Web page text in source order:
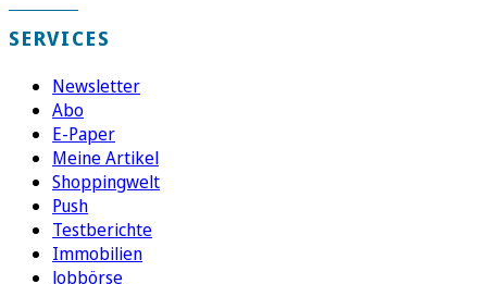
SERVICES
Newsletter
Abo
E-Paper
Meine Artikel
Shoppingwelt
Push
Testberichte
Immobilien
Jobbörse